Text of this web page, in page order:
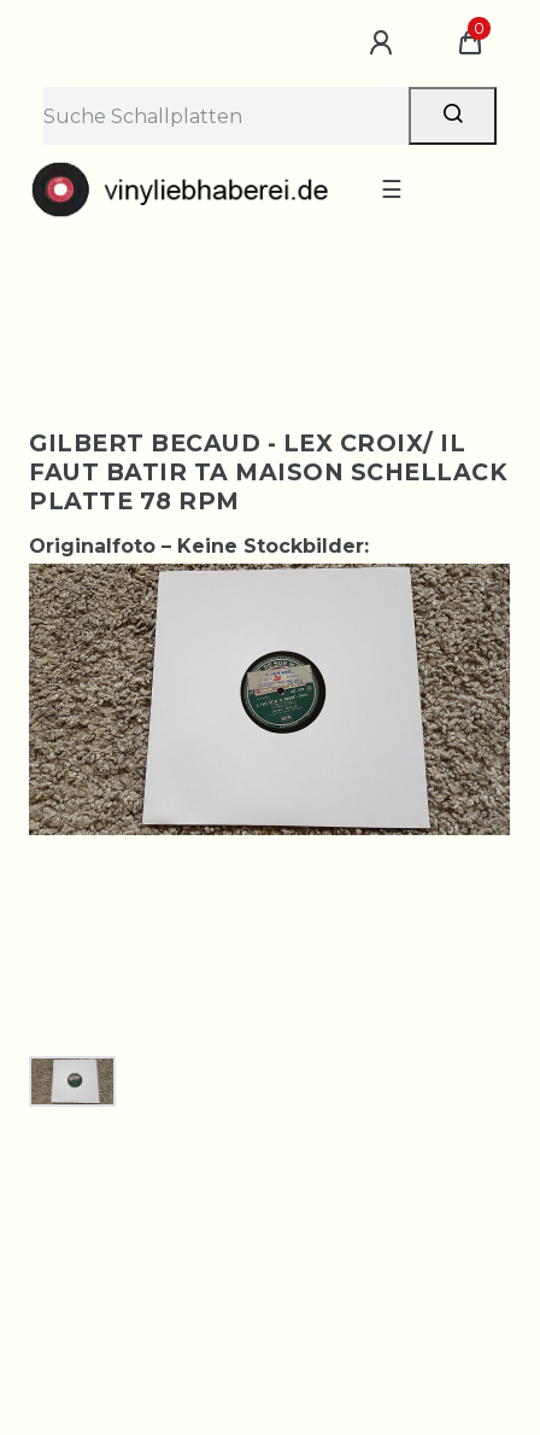
Lieferpause vom 10. bis 29.
Bestellungen nehmen wir gerne entgegen —
der Versand startet wieder ab Montag, 31.
0
☰
GILBERT BECAUD - LEX CROIX/ IL
FAUT BATIR TA MAISON SCHELLACK
PLATTE 78 RPM
Originalfoto – Keine Stockbilder: